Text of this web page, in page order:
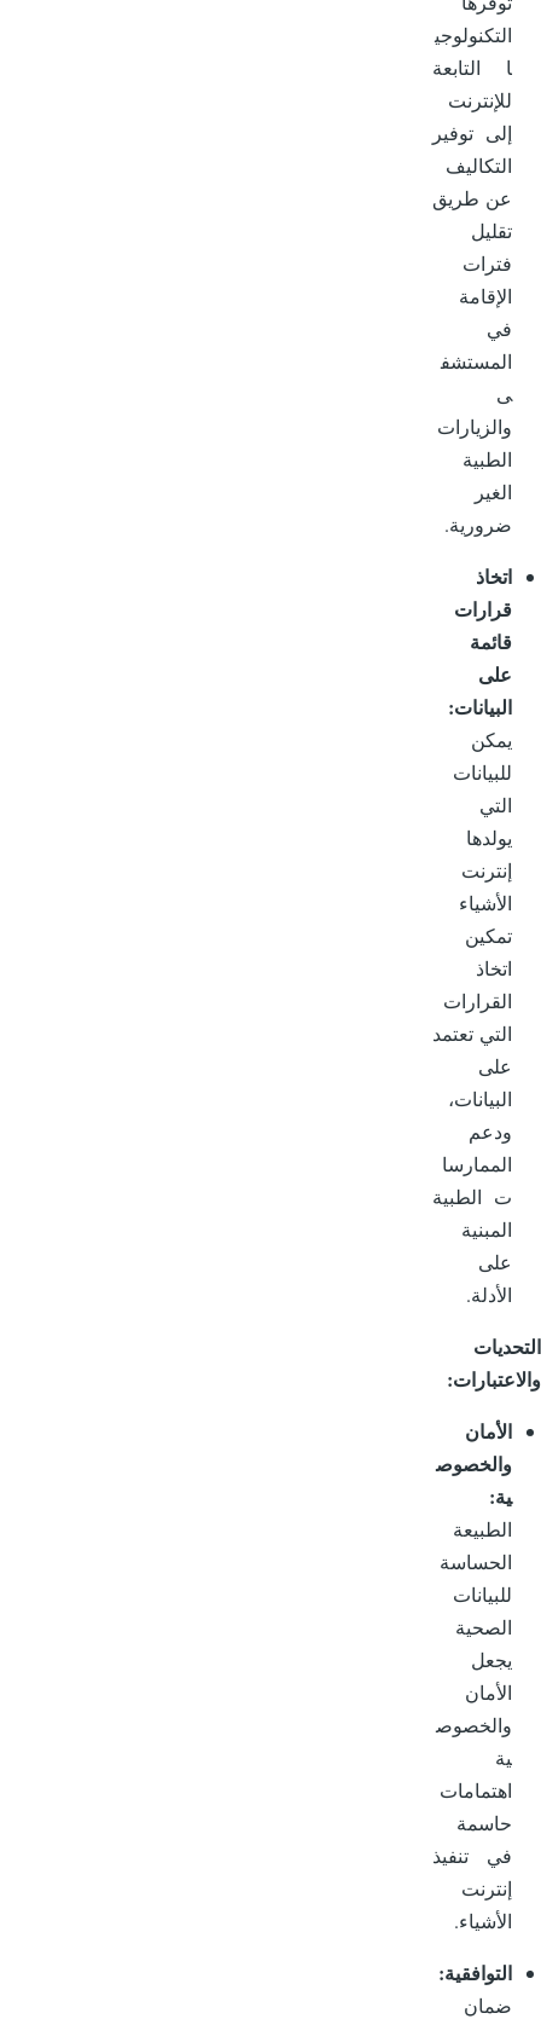
التكنولوجي
ا التابعة
للإنترنت
إلى توفير
التكاليف
عن طريق
تقليل
فترات
الإقامة
في
المستشف
والزيارات
الطبية
الغير
ضرورية.
اتخاذ
قرارات
قائمة
على
البيانات:
يمكن
للبيانات
التي
يولدها
إنترنت
الأشياء
تمكين
اتخاذ
القرارات
التي تعتمد
على
البيانات،
ودعم
الممارسا
ت الطبية
المبنية
على
الأدلة.
الأمان
والخصوص
ية:
الطبيعة
الحساسة
للبيانات
الصحية
يجعل
الأمان
والخصوص
اهتمامات
حاسمة
في تنفيذ
إنترنت
الأشياء.
التوافقية:
ضمان